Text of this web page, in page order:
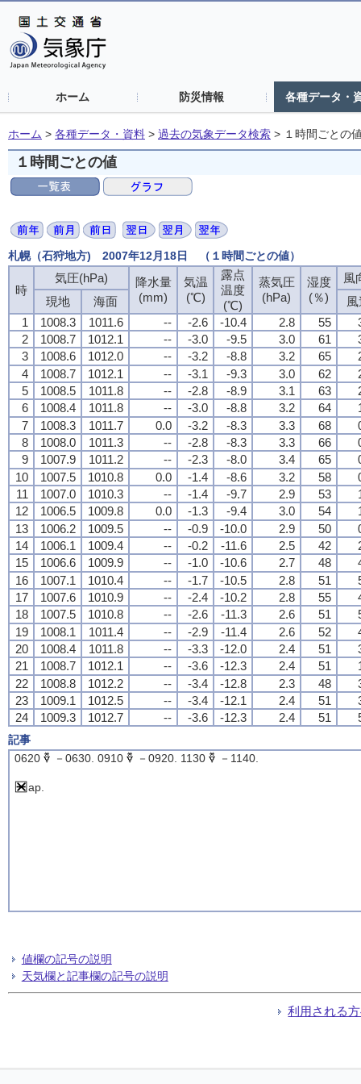
ホーム 防災情報 各種データ・
ホーム > 各種データ・資料 > 過去の気象データ検索 > １時間ごとの
１時間ごとの値
札幌（石狩地方) 2007年12月18日 （１時間ごとの値）
時
気圧(hPa)
降水量
(mm)
気温
(℃)
露点
温度
(℃)
蒸気圧
(hPa)
湿度
(％)
風
現地
海面
1
1008.3 1011.6 -- -2.6 -10.4 2.8 55
2
1008.7 1012.1 -- -3.0 -9.5 3.0 61
3
1008.6 1012.0 -- -3.2 -8.8 3.2 65
4
1008.7 1012.1 -- -3.1 -9.3 3.0 62
5
1008.5 1011.8 -- -2.8 -8.9 3.1 63
6
1008.4 1011.8 -- -3.0 -8.8 3.2 64
7
1008.3 1011.7 0.0 -3.2 -8.3 3.3 68
8
1008.0 1011.3 -- -2.8 -8.3 3.3 66
9
1007.9 1011.2 -- -2.3 -8.0 3.4 65
10
1007.5 1010.8 0.0 -1.4 -8.6 3.2 58
11
1007.0 1010.3 -- -1.4 -9.7 2.9 53
12
1006.5 1009.8 0.0 -1.3 -9.4 3.0 54
13
1006.2 1009.5 -- -0.9 -10.0 2.9 50
14
1006.1 1009.4 -- -0.2 -11.6 2.5 42
15
1006.6 1009.9 -- -1.0 -10.6 2.7 48
16
1007.1 1010.4 -- -1.7 -10.5 2.8 51
17
1007.6 1010.9 -- -2.4 -10.2 2.8 55
18
1007.5 1010.8 -- -2.6 -11.3 2.6 51
19
1008.1 1011.4 -- -2.9 -11.4 2.6 52
20
1008.4 1011.8 -- -3.3 -12.0 2.4 51
21
1008.7 1012.1 -- -3.6 -12.3 2.4 51
22
1008.8 1012.2 -- -3.4 -12.8 2.3 48
23
1009.1 1012.5 -- -3.4 -12.1 2.4 51
24
1009.3 1012.7 -- -3.6 -12.3 2.4 51
記事
0620
－0630. 0910 －0920. 1130 －1140.
ap.
値欄の記号の説明
天気欄と記事欄の記号の説明
利用される